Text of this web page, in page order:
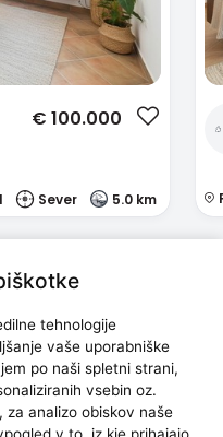
tehnologije
vaše uporabniške
po naši spletni strani,
vsebin oz.
analizo obiskov naše
€ 100.000
Sever 5.0 km
Pula, Croatia